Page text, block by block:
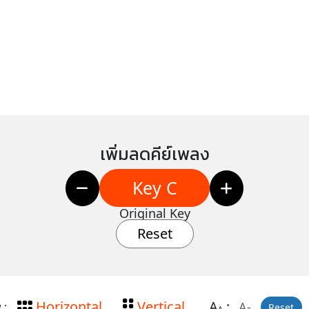
เพิ่มลดคีย์เพลง
Key C
Original Key
Reset